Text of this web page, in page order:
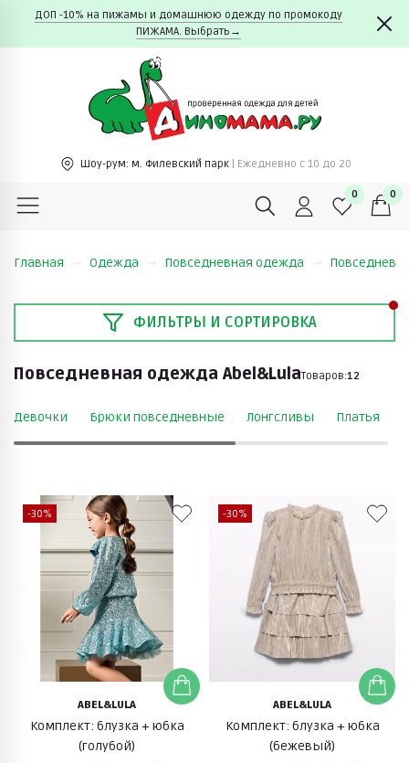
ДОП -10% на пижамы и домашнюю одежду по промокоду
ПИЖАМА. Выбрать→
Шоу-рум: м. Филевский парк | Ежедневно c 10 до 20
0 0
Главная Одежда Повседневная одежда
ФИЛЬТРЫ И СОРТИРОВКА
Повседневная одежда Abel&LulaТоваров:12
Девочки Брюки повседневные Лонгсливы Платья
-30%
ABEL&LULA
Комплект: блузка + юбка
(голубой)
-30%
ABEL&LULA
Комплект: блузка + юбка
(бежевый)